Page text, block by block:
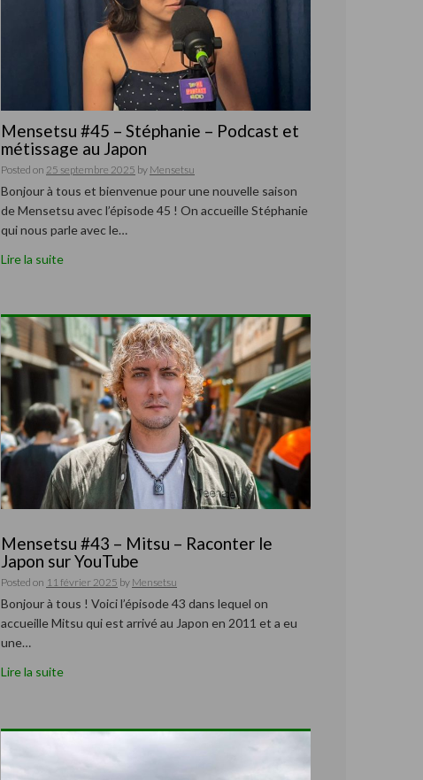
Mensetsu #45 – Stéphanie – Podcast et
métissage au Japon
Posted on 25 septembre 2025 by Mensetsu
Bonjour à tous et bienvenue pour une nouvelle saison
de Mensetsu avec l’épisode 45 ! On accueille Stéphanie
qui nous parle avec le…
Lire la suite
Mensetsu #43 – Mitsu – Raconter le
Japon sur YouTube
Posted on 11 février 2025 by Mensetsu
Bonjour à tous ! Voici l’épisode 43 dans lequel on
accueille Mitsu qui est arrivé au Japon en 2011 et a eu
une…
Lire la suite